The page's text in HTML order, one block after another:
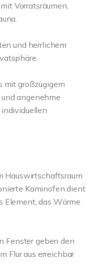
Vorratsräumen,
und herrlichem
mit großzügigem
angenehme
individuellen
Hauswirtschaftsraum
Kaminofen dient
Element, das Wärme
Fenster geben den
Flur aus erreichbar